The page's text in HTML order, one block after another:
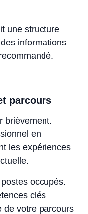
une structure
informations
parcours
brièvement.
en
les expériences
occupés.
clés
de votre parcours